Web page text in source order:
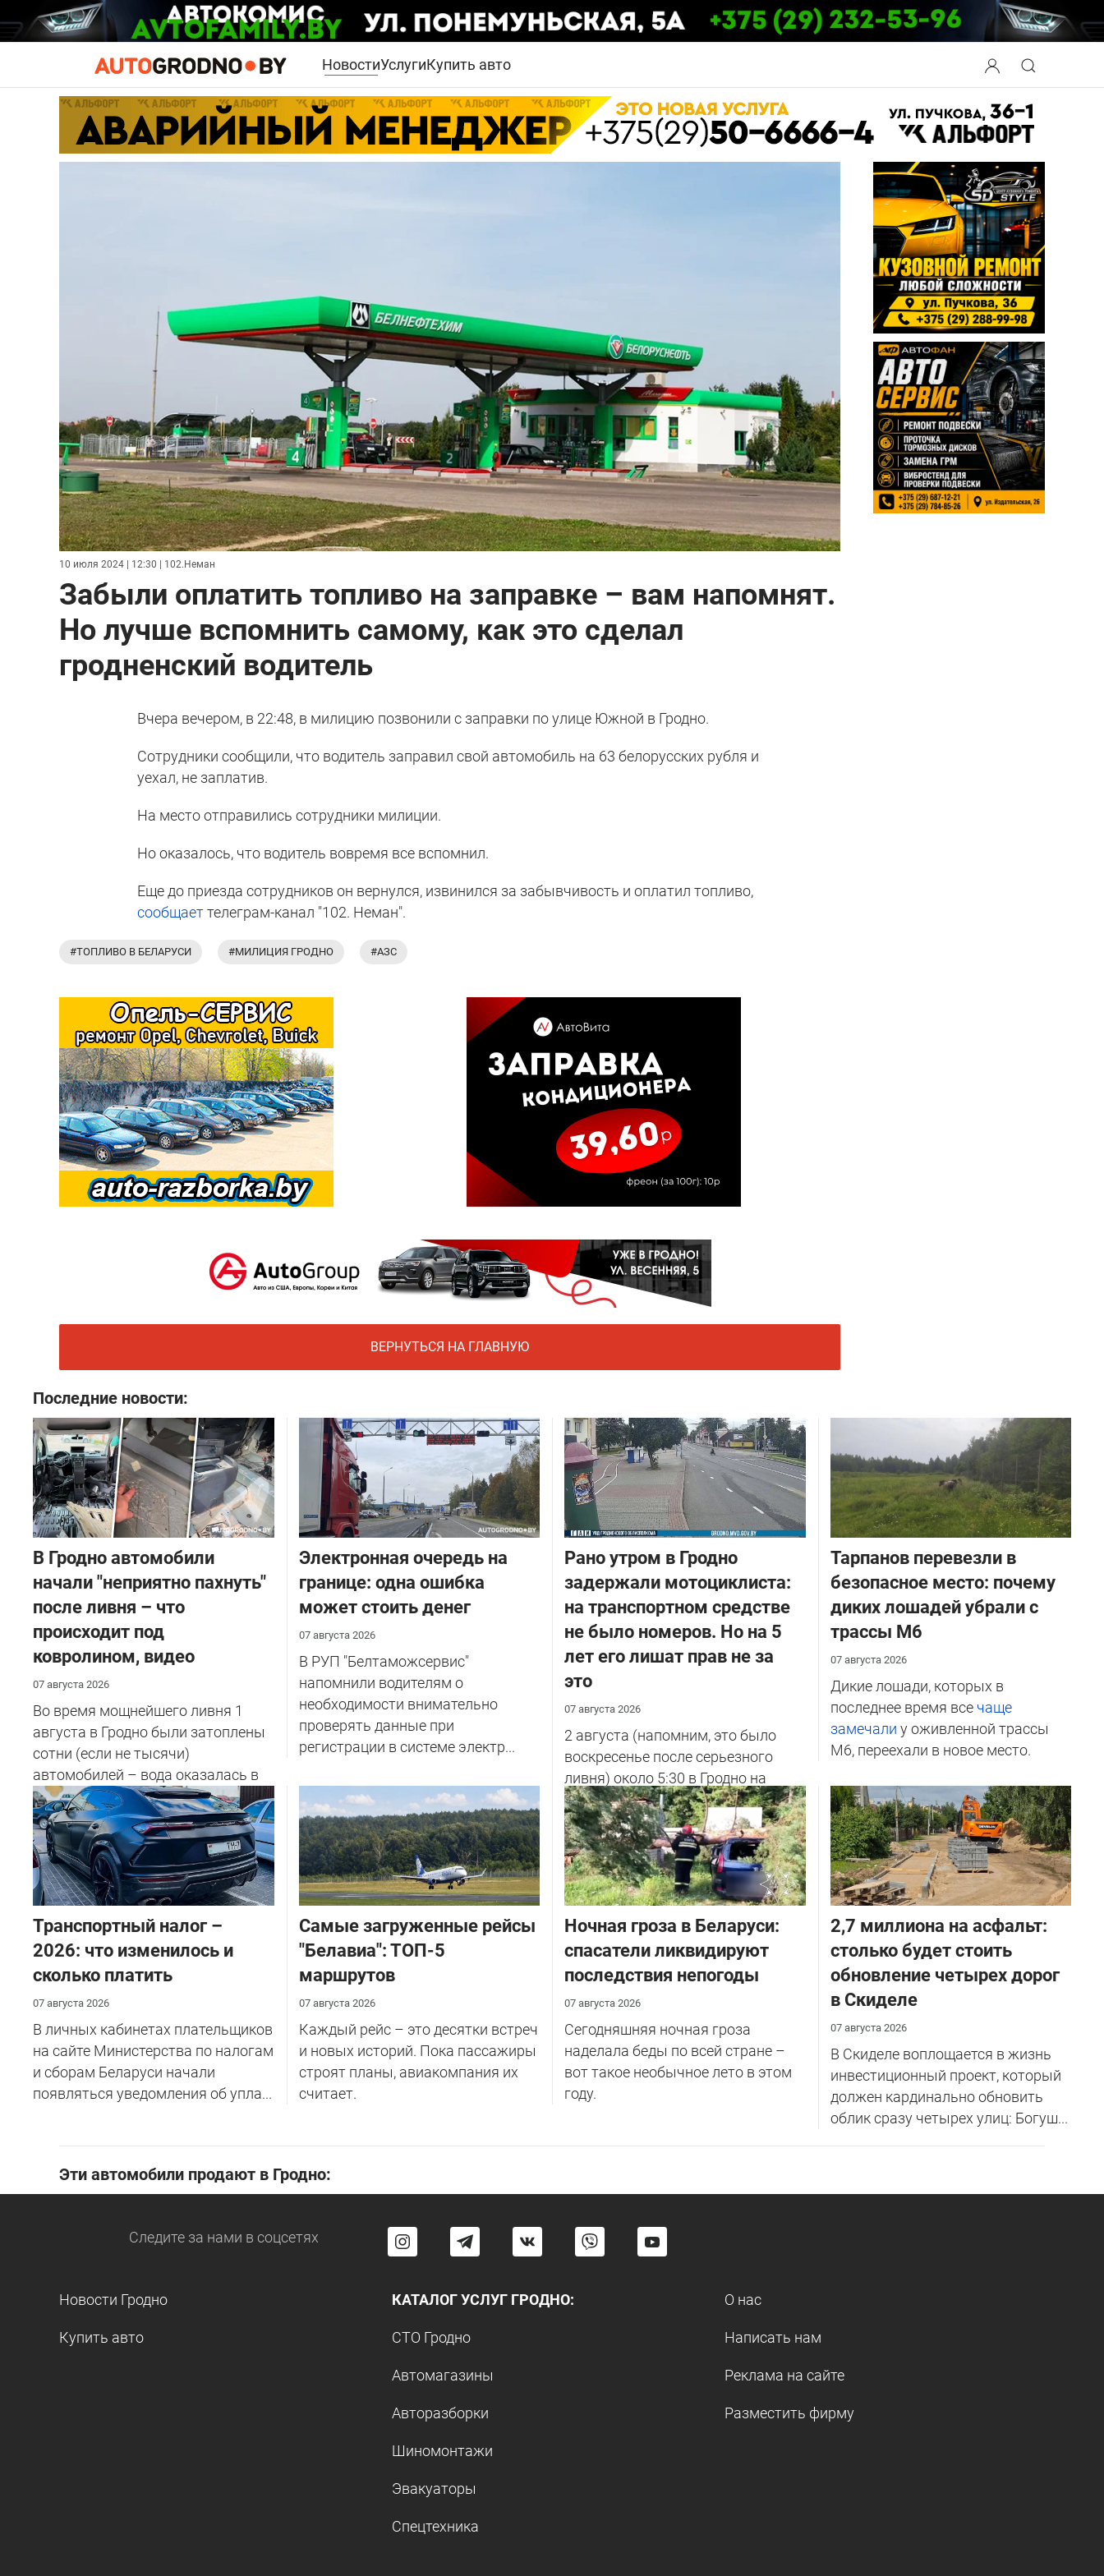
НовостиУслугиКупить авто
10 июля 2024 | 12:30 | 102.Неман
Забыли оплатить топливо на заправке – вам напомнят.
Но лучше вспомнить самому, как это сделал
гродненский водитель
Вчера вечером, в 22:48, в милицию позвонили с заправки по улице Южной в Гродно.
Сотрудники сообщили, что водитель заправил свой автомобиль на 63 белорусских рубля и
уехал, не заплатив.
На место отправились сотрудники милиции.
Но оказалось, что водитель вовремя все вспомнил.
Еще до приезда сотрудников он вернулся, извинился за забывчивость и оплатил топливо,
сообщаеттелеграм-канал "102. Неман".
#ТОПЛИВО В БЕЛАРУСИ #МИЛИЦИЯ ГРОДНО #АЗС
ВЕРНУТЬСЯ НА ГЛАВНУЮ
Последние новости:
В Гродно автомобили
начали "неприятно пахнуть"
после ливня – что
происходит под
ковролином, видео
07 августа 2026
Во время мощнейшего ливня 1
августа в Гродно были затоплены
сотни (если не тысячи)
автомобилей – вода оказалась в
салоне...
Электронная очередь на
границе: одна ошибка
может стоить денег
07 августа 2026
В РУП "Белтаможсервис"
напомнили водителям о
необходимости внимательно
проверять данные при
регистрации в системе электр...
Рано утром в Гродно
задержали мотоциклиста:
на транспортном средстве
не было номеров. Но на 5
лет его лишат прав не за
это
07 августа 2026
2 августа (напомним, это было
воскресенье после серьезного
ливня) около 5:30 в Гродно на
улице Советских Пограничников
у...
Тарпанов перевезли в
безопасное место: почему
диких лошадей убрали с
трассы М6
07 августа 2026
Дикие лошади, которых в
последнее время все чаще
замечали у оживленной трассы
М6, переехали в новое место.
Транспортный налог –
2026: что изменилось и
сколько платить
07 августа 2026
В личных кабинетах плательщиков
на сайте Министерства по налогам
и сборам Беларуси начали
появляться уведомления об упла...
Самые загруженные рейсы
"Белавиа": ТОП-5
маршрутов
07 августа 2026
Каждый рейс – это десятки встреч
и новых историй. Пока пассажиры
строят планы, авиакомпания их
считает.
Ночная гроза в Беларуси:
спасатели ликвидируют
последствия непогоды
07 августа 2026
Сегодняшняя ночная гроза
наделала беды по всей стране –
вот такое необычное лето в этом
году.
2,7 миллиона на асфальт:
столько будет стоить
обновление четырех дорог
в Скиделе
07 августа 2026
В Скиделе воплощается в жизнь
инвестиционный проект, который
должен кардинально обновить
облик сразу четырех улиц: Богуш...
Эти автомобили продают в Гродно:
Следите за нами в соцсетях
Новости Гродно
Купить авто
КАТАЛОГ УСЛУГ ГРОДНО:
СТО Гродно
Автомагазины
Авторазборки
Шиномонтажи
Эвакуаторы
Спецтехника
О нас
Написать нам
Реклама на сайте
Разместить фирму